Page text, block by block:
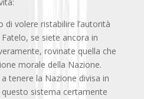
di volere ristabilire l’autorità
se siete ancora in
rovinate quella che
morale della Nazione.
tenere la Nazione divisa in
sistema certamente